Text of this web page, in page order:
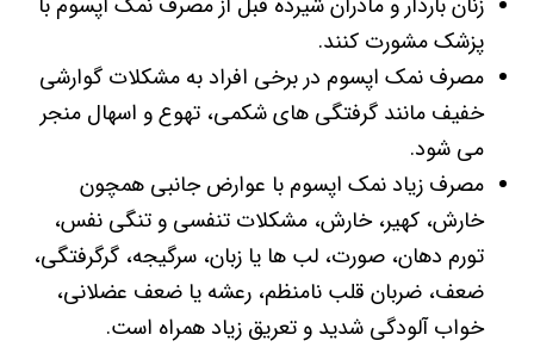
پزشک مشورت کنند.
مصرف نمک اپسوم در برخی افراد به مشکلات گوارشی
خفیف مانند گرفتگی های شکمی، تهوع و اسهال منجر
می شود.
مصرف زیاد نمک اپسوم با عوارض جانبی همچون
خارش، کهیر، خارش، مشکلات تنفسی و تنگی نفس،
تورم دهان، صورت، لب ها یا زبان، سرگیجه، گرگرفتگی،
ضعف، ضربان قلب نامنظم، رعشه یا ضعف عضلانی،
خواب آلودگی شدید و تعریق زیاد همراه است.